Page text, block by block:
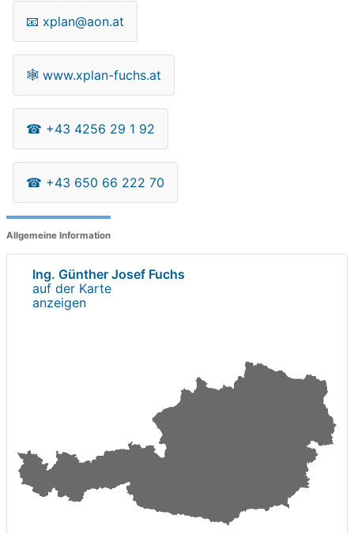
📧 xplan@aon.at
🕸 www.xplan-fuchs.at
☎ +43 4256 29 1 92
☎ +43 650 66 222 70
Allgemeine Information
Ing. Günther Josef Fuchs
auf der Karte
anzeigen